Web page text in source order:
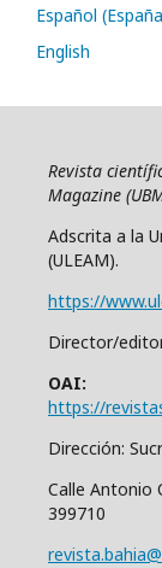
Español
English
Revista
Magazine
Adscrita a la
(ULEAM).
https://
Director/
OAI:
https://
Dirección:
Calle Antonio
399710